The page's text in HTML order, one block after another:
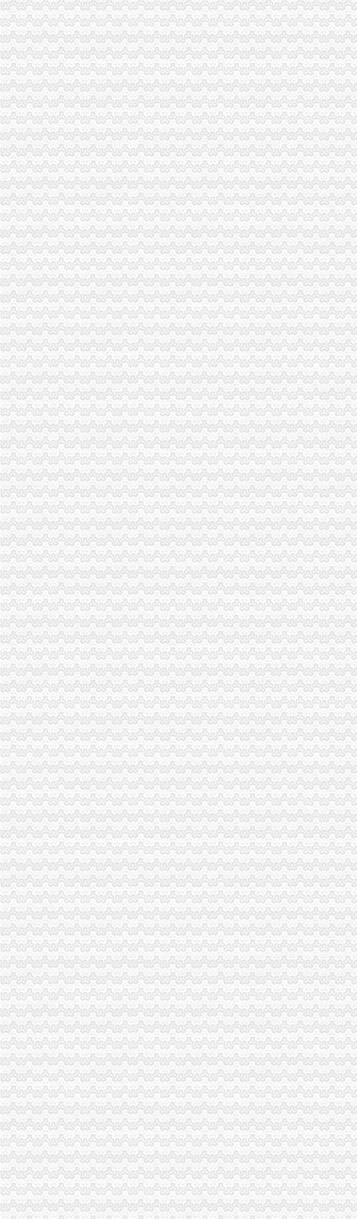
永川局怎么注册一般纳税人四措并举开展理商业贿赂专项工作初见成效
云局一般纳税人怎么交税化措施力保农村食品安全
高新园企业信用促进会获准登记成立
周朝东局长代表市一般纳税人公司注册局组向新一届机关委提出要求
商标协会深入开展工商转型大讨论
北碚局积参加重点市怎么注册一般纳税人场周边秩序联合执法
彭水局一般纳税人认定标准开展三项整优化中高考环境
经开园局怎么注册一般纳税人积筹备成立企业信用促进会
工商动态
纪检组长王兴华到城口开展调研
丰都局怎么注册一般纳税人三措并举切实推进转型时期信息调研工作
李晞朦副局一般纳税人公司条件长参加九龙坡区驰名著名商标表彰会
梁平局消委六项措施推进“黄金周”一般纳税人认定标准维权工作
江津局代办一般纳税人四个坚持狠抓机关作风建设
荣昌局怎么注册一般纳税人突出重点认真开展农机护农专项理行动
巴南局认真达全市一般纳税人认定标准工商工作会议精
李晞朦副局怎么注册一般纳税人长到大渡口局视察总局现场研讨会准备况
巴南区工商分局一般纳税人公司条件积推行局务公开
万州区实施媒体广告行政告诫制度
南岸区工商分局大力开展废旧金属收购市一般纳税人认定标准场专项整
涪陵区工商分局一般纳税人怎么交税正式对网络广告实施监管
石柱县工商局一般纳税人公司条件启动员先进教育活动
九龙坡区工商分局认真贯彻落实全市一般纳税人公司条件工商工作会议精
北碚区工商分局一般纳税人公司条件启动保护注册商标专用权红盾行动
大渡口区工商分局认真达贯彻全市怎么注册一般纳税人工商行政管理工作会议精
陈速副局长对秀山县工商局“两整顿”一般纳税人公司条件工作提出三点要求
市怎么注册一般纳税人局第三次建论坛片会在云召开
万盛工商分局踊跃为“6.5”一般纳税人认定标准受灾群众捐款捐物
涪陵区工商分局坚持“六不准”代办一般纳税人规范收费行为
长寿局一般纳税人怎么交税四项措施加临时人员管理
铜梁局代办一般纳税人全面清查劣质农害农事件
秀山局查获一批“伊利”怎么注册一般纳税人商标侵权商品
黔江局一般纳税人公司注册接管该区企业信用促进会
城口县局一般纳税人公司条件巴山工商所开展食品专项检查联合行动
市一般纳税人公司条件局召开处室信用信息化建设应用汇报演练会
全系统整儿童用品市怎么注册一般纳税人场成效良好
企业处以信用信息化建设应用汇报演练为契机进一步加信用信息化建设工作
全市一般纳税人公司条件工商系统第15届老干部钓鱼比赛在璧山落下帷幕
南川局怎么注册一般纳税人五项措施切实加临时人员管理
渝中局一般纳税人注册流程加儿童食品用品专项整
万盛局怎么注册一般纳税人开展食品安全宣活动成效明显
市一般纳税人公司注册局流通领域农用内燃机质量监测况
大足局一般纳税人公司注册宝顶工商所引导整并举营造和谐景区
沙区局严把“四关”一般纳税人公司条件化农村市场流通领域食品安全监管
酉局城北工商所决战“3·30”一般纳税人认定标准搞好大练
武隆局推行“四制”一般纳税人注册流程规范执收执罚行为
渝中局一般纳税人怎么交税解放碑工商所召开工商服务座谈会
南川局“五加”一般纳税人怎么交税着力实施商标战略
垫江县消委突出四抓加“一会两站”一般纳税人怎么交税建设
万盛局一般纳税人公司条件开展食品安全宣活动成效明显
渝中局一般纳税人注册流程加儿童食品用品专项整
市一般纳税人公司条件局迅速出击全面彻查丙二醇
大足局三大举措加对蚕茧收购市场的一般纳税人注册流程监管
北碚局积行动保护“伊利”一般纳税人怎么交税注册商标专用权
丰都局启动“百日查无”一般纳税人公司条件专项行动
永川局开展校园周边环境检查迎“六一”代办一般纳税人
巴南局三个突出整少年儿童用品市一般纳税人认定标准场
綦江局检查粽子市一般纳税人怎么交税场端掉两个黑窝点
江北局认真做好“六一”一般纳税人注册流程儿童节食品安全工作
巴南局一般纳税人公司注册四项措施进一步深化信息化建设
南川局“转型”一般纳税人公司注册中化“五抓”成效明显
北碚区消委会积履责工作成效明显
高新园局怎么注册一般纳税人采取四项措施化装食品监管
巫山局积开展五项检查优化“两考”一般纳税人公司注册环境
渝中局在我市怎么注册一般纳税人率先单设合同监督管理科
经开区局一般纳税人注册流程三项措施确保3.30工程质量
合川局代办一般纳税人签订责任书迎接3.30任务检查
渝中局一般纳税人公司注册成功研发地理信息（GIS）系统
綦江局三项措施规范农村食品市一般纳税人注册流程场
荣昌县全面开展非煤矿山危险化学品安全专项整
彭水局一般纳税人公司注册采取有力措施确保清理规范食品经营主体资格工作
永川局怎么注册一般纳税人四措并举开展理商业贿赂专项工作初见成效
云局一般纳税人怎么交税化措施力保农村食品安全